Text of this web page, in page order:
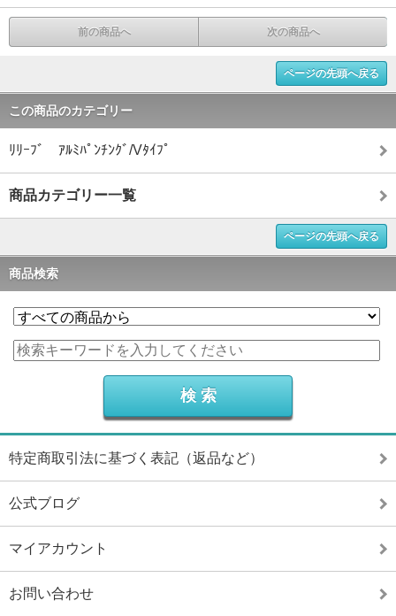
前の商品へ 次の商品へ
ページの先頭へ戻る
この商品のカテゴリー
ﾘﾘｰﾌﾞ ｱﾙﾐﾊﾟﾝﾁﾝｸﾞ/Vﾀｲﾌﾟ
商品カテゴリー一覧
ページの先頭へ戻る
商品検索
特定商取引法に基づく表記（返品など）
公式ブログ
マイアカウント
お問い合わせ